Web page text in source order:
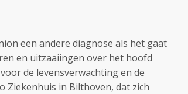
een andere diagnose als het gaat
en uitzaaiingen over het hoofd
de levensverwachting en de
Ziekenhuis in Bilthoven, dat zich